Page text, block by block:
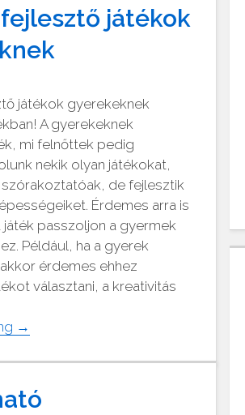
–
fedezd
fel
keréken
a
vidék
szépségeit"
játékok
játékok gyerekeknek
A gyerekeknek
mi felnőttek pedig
nekik olyan játékokat,
szórakoztatóak, de fejlesztik
Érdemes arra is
játék passzoljon a gyermek
Például, ha a gyerek
érdemes ehhez
választani, a kreativitás
"Készségfejlesztő
gyerekeknek"
→